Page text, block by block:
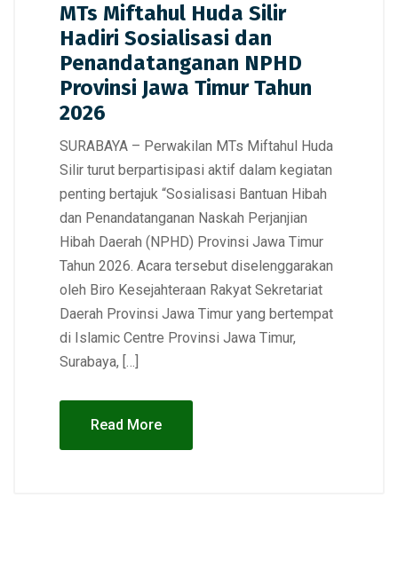
MTs Miftahul Huda Silir
Hadiri Sosialisasi dan
Penandatanganan NPHD
Provinsi Jawa Timur Tahun
2026
SURABAYA – Perwakilan MTs Miftahul Huda
Silir turut berpartisipasi aktif dalam kegiatan
penting bertajuk “Sosialisasi Bantuan Hibah
dan Penandatanganan Naskah Perjanjian
Hibah Daerah (NPHD) Provinsi Jawa Timur
Tahun 2026. Acara tersebut diselenggarakan
oleh Biro Kesejahteraan Rakyat Sekretariat
Daerah Provinsi Jawa Timur yang bertempat
di Islamic Centre Provinsi Jawa Timur,
Surabaya, […]
Read More